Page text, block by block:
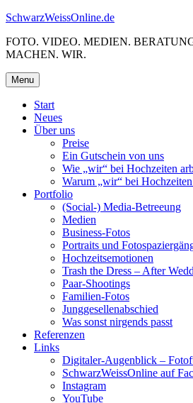
Skip
content
SchwarzWeissOnline.de
FOTO. VIDEO. MEDIEN.
MACHEN. WIR.
Menu
Start
Neues
Über uns
Preise
Ein Gutschein von uns
Wie „wir“ bei Hochzeiten
Warum „wir“ bei
Portfolio
(Social-) Media-Betreeung
Medien
Business-Fotos
Portraits und
Hochzeitsemotionen
Trash the Dress – After
Paar-Shootings
Familien-Fotos
Junggesellenabschied
Was sonst nirgends passt
Referenzen
Links
Digitaler-Augenblick –
SchwarzWeissOnline auf
Instagram
YouTube